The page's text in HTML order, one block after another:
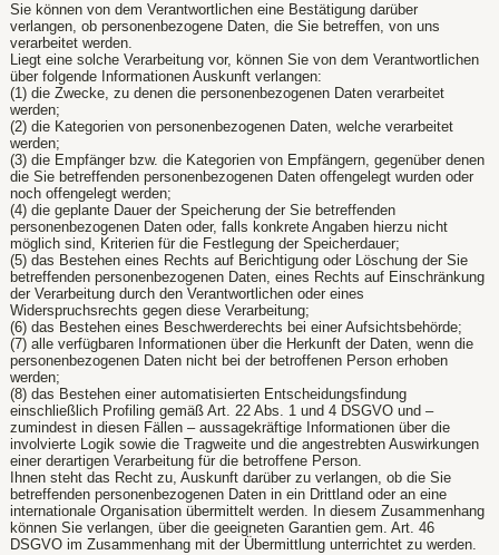
Sie können von dem Verantwortlichen eine Bestätigung darüber
verlangen, ob personenbezogene Daten, die Sie betreffen, von uns
verarbeitet werden.
Liegt eine solche Verarbeitung vor, können Sie von dem Verantwortlichen
über folgende Informationen Auskunft verlangen:
(1) die Zwecke, zu denen die personenbezogenen Daten verarbeitet
werden;
(2) die Kategorien von personenbezogenen Daten, welche verarbeitet
werden;
(3) die Empfänger bzw. die Kategorien von Empfängern, gegenüber denen
die Sie betreffenden personenbezogenen Daten offengelegt wurden oder
noch offengelegt werden;
(4) die geplante Dauer der Speicherung der Sie betreffenden
personenbezogenen Daten oder, falls konkrete Angaben hierzu nicht
möglich sind, Kriterien für die Festlegung der Speicherdauer;
(5) das Bestehen eines Rechts auf Berichtigung oder Löschung der Sie
betreffenden personenbezogenen Daten, eines Rechts auf Einschränkung
der Verarbeitung durch den Verantwortlichen oder eines
Widerspruchsrechts gegen diese Verarbeitung;
(6) das Bestehen eines Beschwerderechts bei einer Aufsichtsbehörde;
(7) alle verfügbaren Informationen über die Herkunft der Daten, wenn die
personenbezogenen Daten nicht bei der betroffenen Person erhoben
werden;
(8) das Bestehen einer automatisierten Entscheidungsfindung
einschließlich Profiling gemäß Art. 22 Abs. 1 und 4 DSGVO und –
zumindest in diesen Fällen – aussagekräftige Informationen über die
involvierte Logik sowie die Tragweite und die angestrebten Auswirkungen
einer derartigen Verarbeitung für die betroffene Person.
Ihnen steht das Recht zu, Auskunft darüber zu verlangen, ob die Sie
betreffenden personenbezogenen Daten in ein Drittland oder an eine
internationale Organisation übermittelt werden. In diesem Zusammenhang
können Sie verlangen, über die geeigneten Garantien gem. Art. 46
DSGVO im Zusammenhang mit der Übermittlung unterrichtet zu werden.